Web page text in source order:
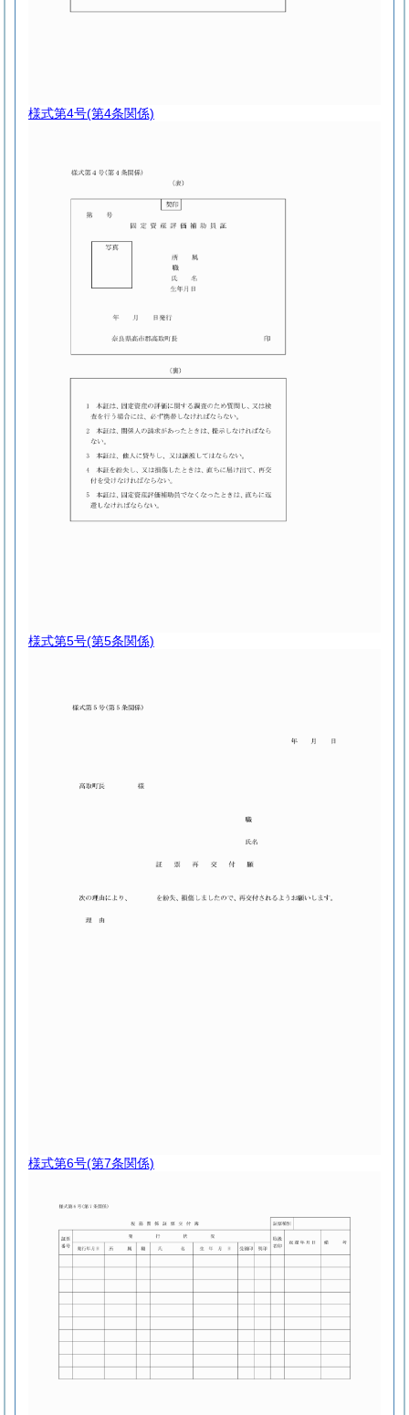
様式第4号(第4条関係)
様式第5号(第5条関係)
様式第6号(第7条関係)